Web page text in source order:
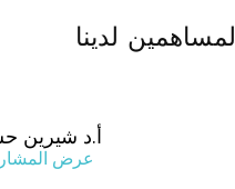
المساهمين لدينا
أ.د شيرين
عرض